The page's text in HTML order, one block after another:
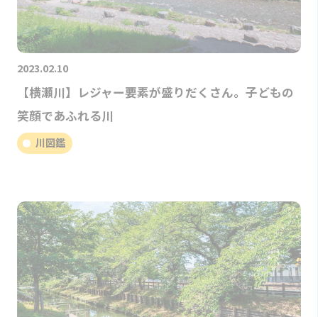
2023.02.10
【横瀬川】レジャー要素が盛りだくさん。子どもの
笑顔であふれる川
川図鑑